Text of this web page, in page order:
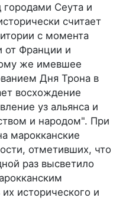
городами Сеута и
считает
с момента
от Франции и
же имевшее
Дня Трона в
восхождение
уз альянса и
и народом". При
марокканские
отметивших, что
раз высветило
исторического и